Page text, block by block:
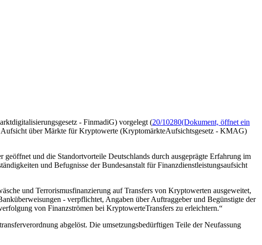
- FinmadiG) vorgelegt (20/10280(Dokument, öffnet ein
Aufsicht über Märkte für Kryptowerte (KryptomärkteAufsichtsgesetz - KMAG)
und die Standortvorteile Deutschlands durch ausgeprägte Erfahrung im
und Befugnisse der Bundesanstalt für Finanzdienstleistungsaufsicht
und Terrorismusfinanzierung auf Transfers von Kryptowerten ausgeweitet,
- verpflichtet, Angaben über Auftraggeber und Begünstigte der
von Finanzströmen bei KryptowerteTransfers zu erleichtern.“
abgelöst. Die umsetzungsbedürftigen Teile der Neufassung